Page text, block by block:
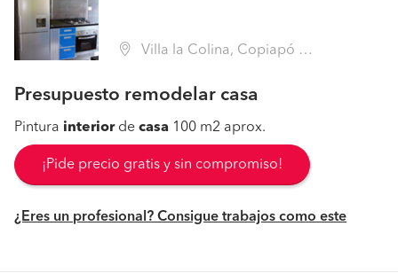
Villa la Colina, Copiapó (Región III Atacama - Copiapó)
Presupuesto remodelar casa
Pintura interiorde casa 100 m2 aprox.
¡Pide precio gratis y sin compromiso!
¿Eres un profesional? Consigue trabajos como este